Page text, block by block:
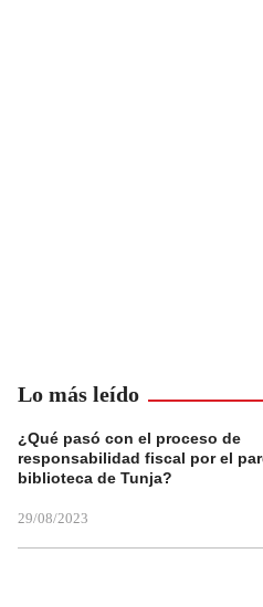
Lo más leído
¿Qué pasó con el proceso de
responsabilidad fiscal por el
biblioteca de Tunja?
29/08/2023